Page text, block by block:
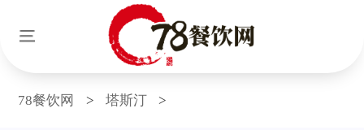
78餐饮网 > 塔斯汀 >